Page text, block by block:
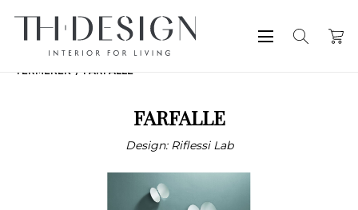
TERMÉKEK FARFALLE
FARFALLE
Design: Riflessi Lab